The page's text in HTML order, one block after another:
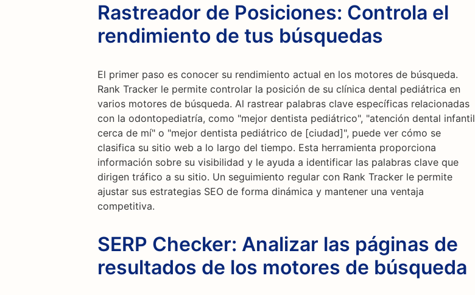
Rastreador de Posiciones: Controla el
rendimiento de tus búsquedas
El primer paso es conocer su rendimiento actual en los motores de búsqueda.
Rank Tracker le permite controlar la posición de su clínica dental pediátrica en
varios motores de búsqueda. Al rastrear palabras clave específicas relacionadas
con la odontopediatría, como "mejor dentista pediátrico", "atención dental infantil
cerca de mí" o "mejor dentista pediátrico de [ciudad]", puede ver cómo se
clasifica su sitio web a lo largo del tiempo. Esta herramienta proporciona
información sobre su visibilidad y le ayuda a identificar las palabras clave que
dirigen tráfico a su sitio. Un seguimiento regular con Rank Tracker le permite
ajustar sus estrategias SEO de forma dinámica y mantener una ventaja
competitiva.
SERP Checker: Analizar las páginas de
resultados de los motores de búsqueda